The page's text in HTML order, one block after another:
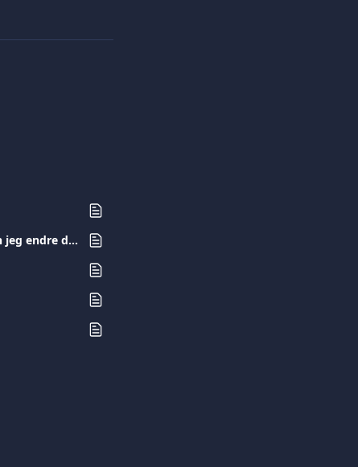
Jeg har ikke lenger tilgang til det registrerte telefonnummeret mitt. Hvordan kan jeg endre det?